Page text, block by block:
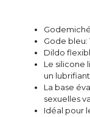
Gode bleu:
Dildo
Le silicone
un
La base
sexuelles
Idéal pour